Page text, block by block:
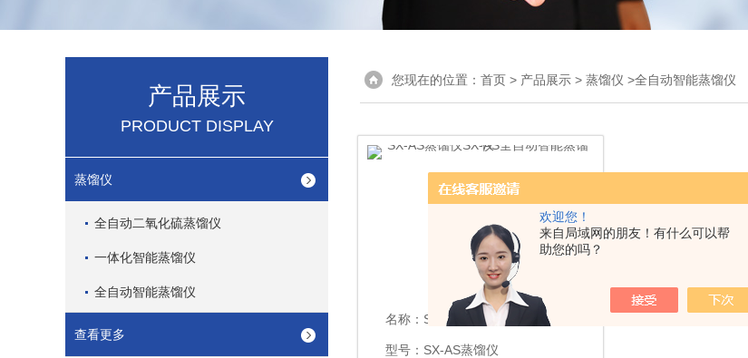
欢迎您！
来自局域网的朋友！有什么可以帮
助您的吗？
产品展示
PRODUCT DISPLAY
蒸馏仪
全自动二氧化硫蒸馏仪
一体化智能蒸馏仪
全自动智能蒸馏仪
查看更多
您现在的位置： 首页 > 产品展示 > 蒸馏仪 >全自动智能蒸馏仪
名称： SX-AS蒸馏仪SX-AS全自动智能蒸馏仪
型号：SX-AS蒸馏仪